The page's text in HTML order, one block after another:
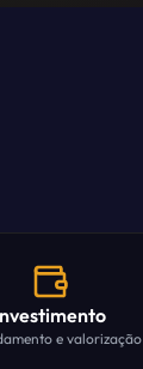
e valorização